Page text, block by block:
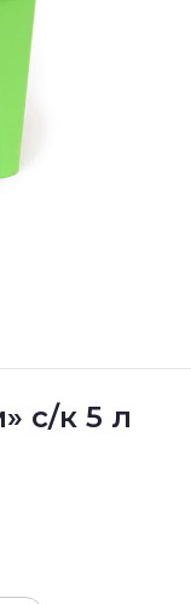
с/к 5 л